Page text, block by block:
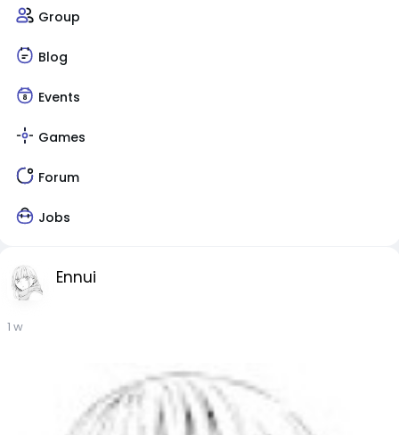
Group
Blog
Events
Games
Forum
Jobs
Ennui
1 w